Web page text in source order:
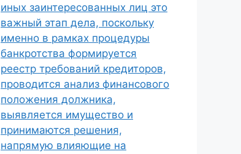
иных заинтересованных лиц это
важный этап дела, поскольку
именно в рамках процедуры
банкротства формируется
реестр требований кредиторов,
проводится анализ финансового
положения должника,
выявляется имущество и
принимаются решения,
напрямую влияющие на